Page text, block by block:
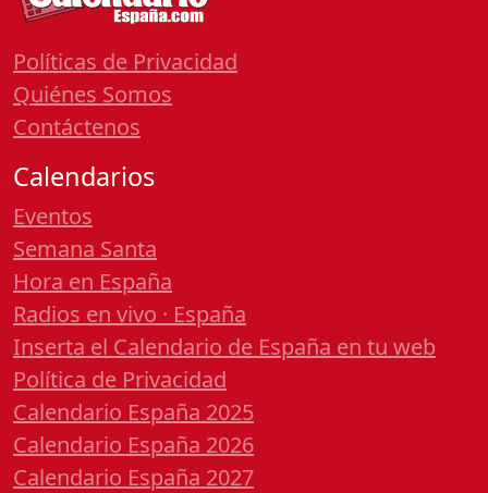
Políticas de Privacidad
Quiénes Somos
Contáctenos
Calendarios
Eventos
Semana Santa
Hora en España
Radios en vivo · España
Inserta el Calendario de España en tu web
Política de Privacidad
Calendario España 2025
Calendario España 2026
Calendario España 2027